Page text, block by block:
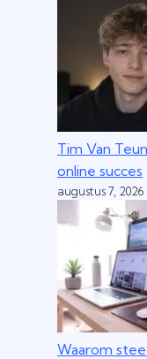
Tim Van
online succes
augustus 7, 2026
Waarom